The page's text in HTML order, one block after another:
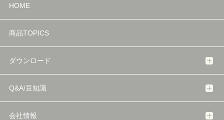
HOME
商品TOPICS
ダウンロード
Q&A/豆知識
会社情報